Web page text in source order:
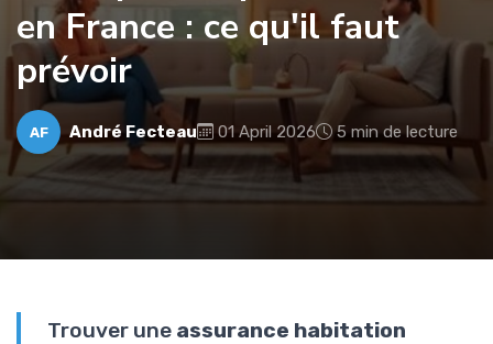
en France : ce qu'il faut
prévoir
AF André Fecteau 01 April 2026 5 min de lecture
Trouver une assurance habitation